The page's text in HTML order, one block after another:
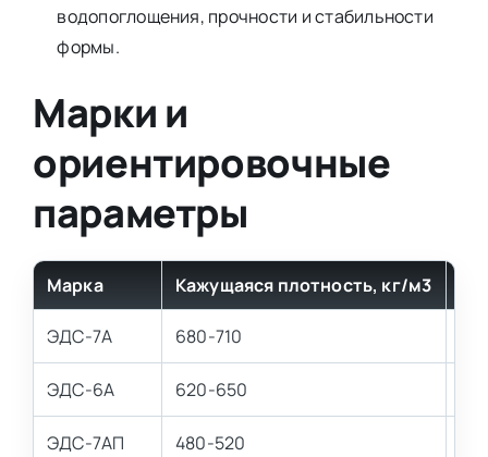
водопоглощения, прочности и стабильности
формы.
Марки и
ориентировочные
параметры
Марка Кажущаяся плотность, кг/м3
ЭДС-7А 680-710
ЭДС-6А 620-650
ЭДС-7АП 480-520